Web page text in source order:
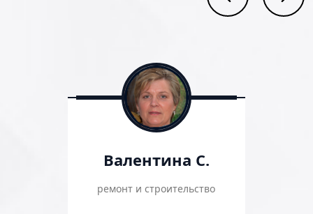
Валентина С.
ремонт и строительство